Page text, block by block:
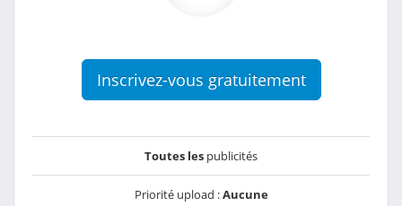
Inscrivez-vous gratuitement
Toutes les publicités
Priorité upload :Aucune